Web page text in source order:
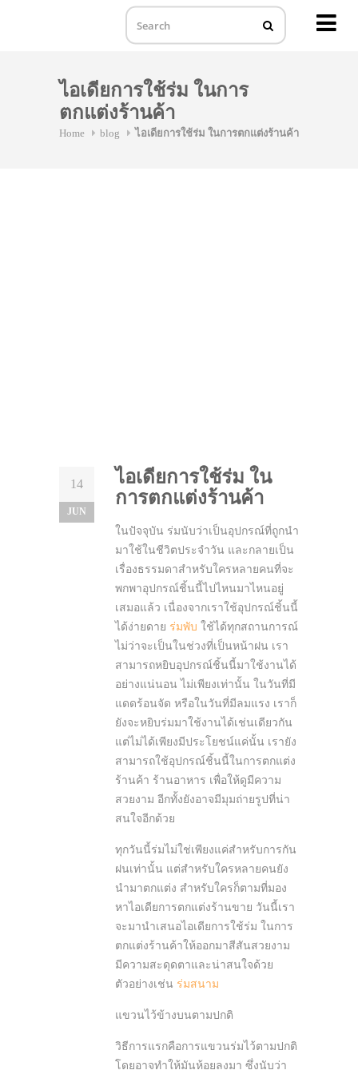
ไอเดียการใช้ร่ม ในการ
ตกแต่งร้านค้า
Home blog ไอเดียการใช้ร่ม ในการตกแต่งร้านค้า
14
JUN
ไอเดียการใช้ร่ม ใน
การตกแต่งร้านค้า
ในปัจจุบัน ร่มนับว่าเป็นอุปกรณ์ที่ถูกนำ
มาใช้ในชีวิตประจำวัน และกลายเป็น
เรื่องธรรมดาสำหรับใครหลายคนที่จะ
พกพาอุปกรณ์ชิ้นนี้ไปไหนมาไหนอยู่
เสมอแล้ว เนื่องจากเราใช้อุปกรณ์ชิ้นนี้
ได้ง่ายดาย ร่มพับ ใช้ได้ทุกสถานการณ์
ไม่ว่าจะเป็นในช่วงที่เป็นหน้าฝน เรา
สามารถหยิบอุปกรณ์ชิ้นนี้มาใช้งานได้
อย่างแน่นอน ไม่เพียงเท่านั้น ในวันที่มี
แดดร้อนจัด หรือในวันที่มีลมแรง เราก็
ยังจะหยิบร่มมาใช้งานได้เช่นเดียวกัน
แต่ไม่ได้เพียงมีประโยชน์แค่นั้น เรายัง
สามารถใช้อุปกรณ์ชิ้นนี้ในการตกแต่ง
ร้านค้า ร้านอาหาร เพื่อให้ดูมีความ
สวยงาม อีกทั้งยังอาจมีมุมถ่ายรูปที่น่า
สนใจอีกด้วย
ทุกวันนี้ร่มไม่ใช่เพียงแค่สำหรับการกัน
ฝนเท่านั้น แต่สำหรับใครหลายคนยัง
นำมาตกแต่ง สำหรับใครก็ตามที่มอง
หาไอเดียการตกแต่งร้านขาย วันนี้เรา
จะมานำเสนอไอเดียการใช้ร่ม ในการ
ตกแต่งร้านค้าให้ออกมาสีสันสวยงาม
มีความสะดุดตาและน่าสนใจด้วย
ตัวอย่างเช่น ร่มสนาม
แขวนไว้ข้างบนตามปกติ
วิธีการแรกคือการแขวนร่มไว้ตามปกติ
โดยอาจทำให้มันห้อยลงมา ซึ่งนับว่า